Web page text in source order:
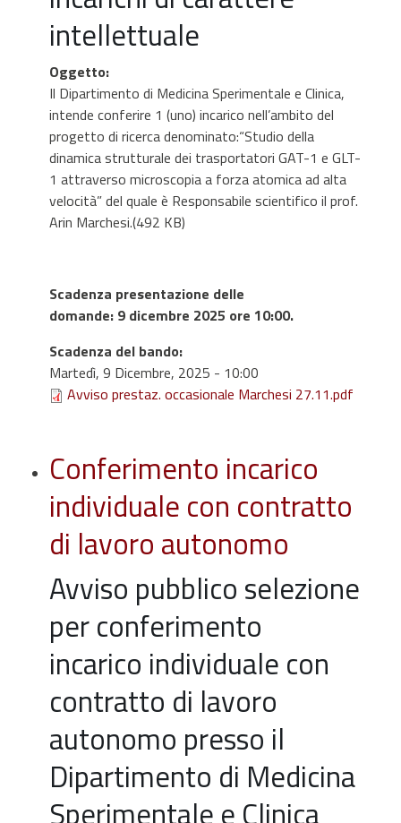
intellettuale
Oggetto:
Il Dipartimento di Medicina Sperimentale e Clinica,
intende conferire 1 (uno) incarico nell’ambito del
progetto di ricerca denominato:“Studio della
dinamica strutturale dei trasportatori GAT-1 e GLT-
1 attraverso microscopia a forza atomica ad alta
velocità” del quale è Responsabile scientifico il prof.
Arin Marchesi.(492 KB)
Scadenza presentazione delle
domande: 9 dicembre 2025 ore 10:00.
Scadenza del bando:
Martedì, 9 Dicembre, 2025 - 10:00
Avviso prestaz. occasionale Marchesi 27.11.pdf
Conferimento incarico
individuale con contratto
di lavoro autonomo
Avviso pubblico selezione
per conferimento
incarico individuale con
contratto di lavoro
autonomo presso il
Dipartimento di Medicina
Sperimentale e Clinica